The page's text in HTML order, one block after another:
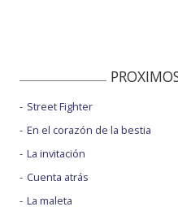
Street Fighter
En el corazón de la bestia
La invitación
Cuenta atrás
La maleta